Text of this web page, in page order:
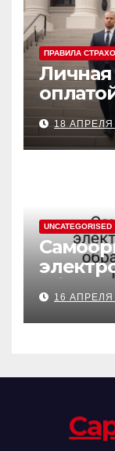
ПРАВИЛА
Личная
и 18 АПРЕЛЯ
UNCATEGORISED
16 АПРЕЛЯ